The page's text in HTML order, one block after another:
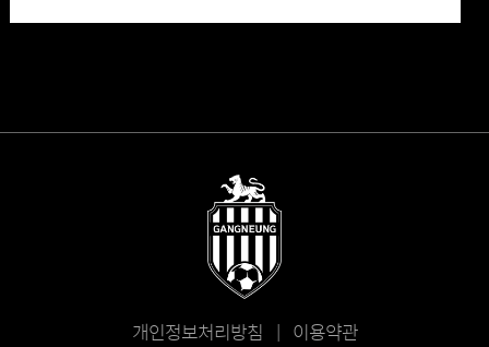
개인정보처리방침 | 이용약관